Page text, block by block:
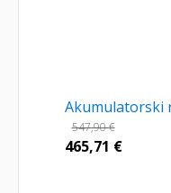
Akumulatorski
547,90€
465,71 €